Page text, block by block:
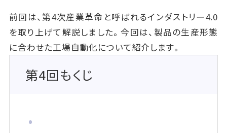
前回は、第4次産業革命と呼ばれるインダストリー4.0
を取り上げて解説しました。今回は、製品の生産形態
に合わせた工場自動化について紹介します。
第4回もくじ